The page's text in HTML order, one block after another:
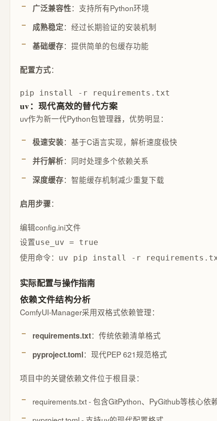
广泛兼容性：支持所有Python环境
成熟稳定：经过长期验证的安装机制
基础缓存：提供简单的包缓存功能
配置方式：
pip install -r requirements.txt
uv：现代高效的替代方案
uv作为新一代Python包管理器，优势明显：
极速安装：基于C语言实现，解析速度极快
并行解析：同时处理多个依赖关系
深度缓存：智能缓存机制减少重复下载
启用步骤：
编辑config.ini文件
设置use_uv = true
使用命令： uv pip install -r
实际配置与操作指南
依赖文件结构分析
ComfyUI-Manager采用双格式依赖管理：
requirements.txt：传统依赖清单格式
pyproject.toml：现代PEP 621规范格式
项目中的关键依赖文件位于根目录：
requirements.txt - 包含GitPython、PyGithub等核心依